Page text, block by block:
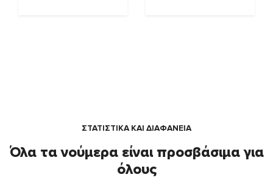
ΣΤΑΤΙΣΤΙΚΑ ΚΑΙ ΔΙΑΦΑΝΕΙΑ
Όλα τα νούμερα είναι προσβάσιμα για
όλους